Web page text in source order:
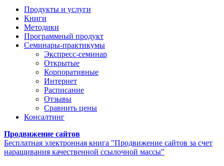
Продукты и услуги
Книги
Методики
Программный продукт
Семинары-практикумы
Экспресс-семинар
Открытые
Корпоративные
Интернет
Расписание
Отзывы
Сравнить цены
Консалтинг
Продвижение сайтов
Бесплатная электронная книга "Продвижение сайтов за счет
наращивания качественной ссылочной массы"